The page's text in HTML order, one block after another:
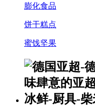
膨化食品
饼干糕点
蜜饯坚果